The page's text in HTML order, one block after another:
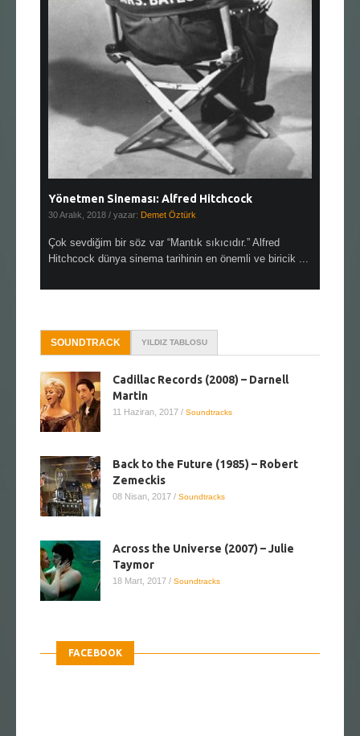
Yönetmen Sineması: Alfred Hitchcock
30 Aralık, 2018 / yazar: Demet Öztürk
Çok sevdiğim bir söz var “Mantık sıkıcıdır.” Alfred
Hitchcock dünya sinema tarihinin en önemli ve biricik ...
SOUNDTRACK YILDIZ TABLOSU
Cadillac Records (2008) – Darnell
Martin
11 Haziran, 2017 / Soundtracks
Back to the Future (1985) – Robert
Zemeckis
08 Nisan, 2017 / Soundtracks
Across the Universe (2007) – Julie
Taymor
18 Mart, 2017 / Soundtracks
FACEBOOK